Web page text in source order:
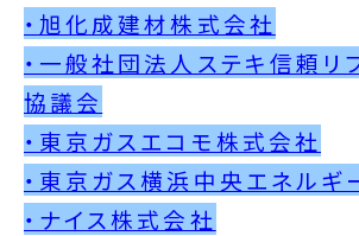
・旭化成建材株式会社
・一般社団法人ステキ信頼リ
協議会
・東京ガスエコモ株式会社
・東京ガス横浜中央エネルギ
・ナイス株式会社